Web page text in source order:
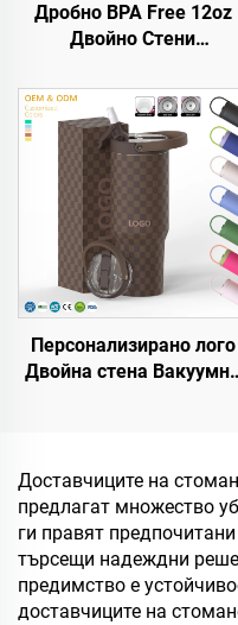
Дробно BPA Free 12oz
Двойно Стени
Пътуващи Кафени
от Неръждаема
Вакумен Тъмблър С
Персонализирано Лого
Персонализирано лого
Двойна стена
Пътуваща тъмблър с
капак за горещи и
студени напитки
Доставчиците на
предлагат множество
ги правят
търсещи надеждни
предимство е
доставчиците на